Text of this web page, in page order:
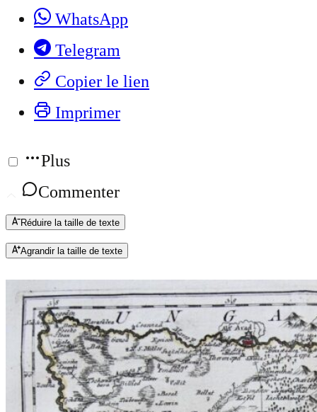
WhatsApp
Telegram
Copier le lien
Imprimer
Plus
Commenter
Réduire la taille de texte
Agrandir la taille de texte